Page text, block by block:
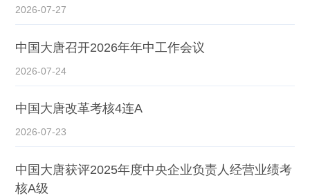
2026-07-27
中国大唐召开2026年年中工作会议
2026-07-24
中国大唐改革考核4连A
2026-07-23
中国大唐获评2025年度中央企业负责人经营业绩考
核A级